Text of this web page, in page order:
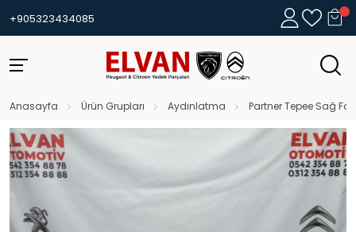
+905323434085
Anasayfa Ürün Grupları Aydınlatma Partner Tepee Sağ Far